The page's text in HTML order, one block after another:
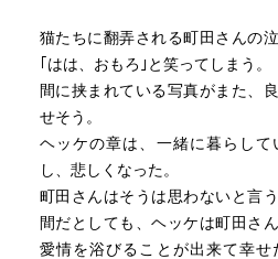
猫たちに翻弄される町田さんの
｢はは、おもろ｣と笑ってしまう。
間に挟まれている写真がまた、
せそう。
ヘッケの章は、一緒に暮らして
し、悲しくなった。
町田さんはそうは思わないと言
間だとしても、ヘッケは町田さ
愛情を浴びることが出来て幸